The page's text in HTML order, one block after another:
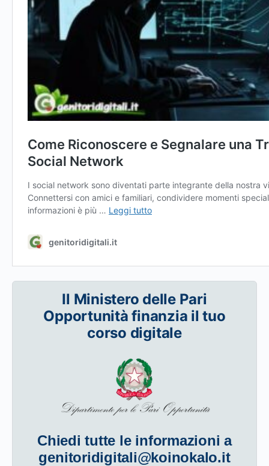
Il Ministero delle Pari
Opportunità finanzia il tuo
corso digitale
Chiedi tutte le informazioni a
genitoridigitali@koinokalo.it